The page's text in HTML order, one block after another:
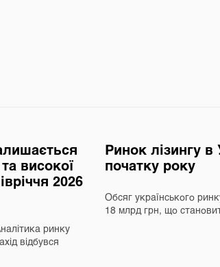
високої
2026
ринку
відбувся
Ринок лізингу в
початку року
Обсяг українського
18 млрд грн, що